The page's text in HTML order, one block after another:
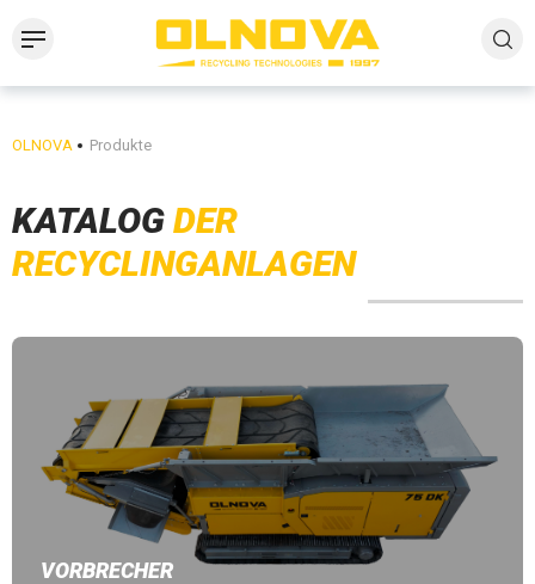
OLNOVA Produkte
KATALOG DER
RECYCLINGANLAGEN
VORBRECHER